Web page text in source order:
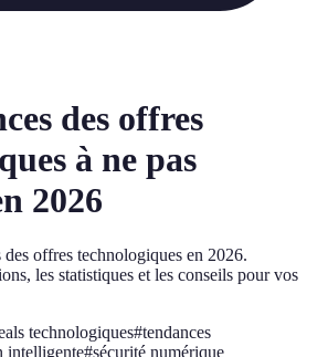
des offres
à ne pas
2026
offres technologiques en 2026.
les statistiques et les conseils pour vos
technologiques#tendances
intelligente#sécurité numérique